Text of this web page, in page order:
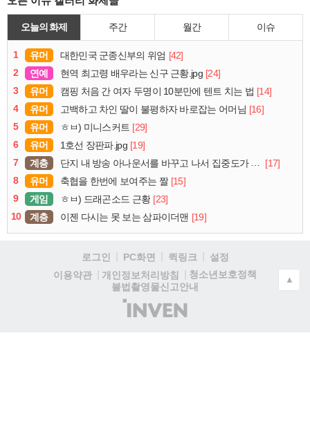
오늘의 화제 주간 월간 이슈
1 유머 대한민국 군종신부의 위엄 [42]
2
연예 현역 최고령 배우라는 신구 근황.jpg [24]
3
유머 캠핑 처음 간 여자 두명이 10분만에 텐트 치는 법 [14]
4
유머 고백하고 차인 딸이 불평하자 바로잡는 어머님 [16]
5
유머 ㅎㅂ) 미니스커트 [29]
6
유머 1호선 장판파.jpg [19]
7
계층 단지 내 방송 아나운서를 바꾸고 나서 집중도가 확 올라갔다는 한 아파트의 안내방송
[17]
8
유머 축협을 한번에 보여주는 짤 [15]
9
게임 ㅎㅂ) 드래곤소드 근황 [23]
10
계층 이젠 다시는 못 보는 삼파이더맨 [19]
로그인 PC화면 퀵링크
설정
이용약관
개인정보처리방침
청소년보호정책
불법촬영물신고안내
(주)
인
▲